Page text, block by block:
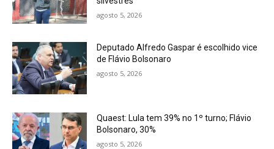
agosto 5, 2026
Deputado Alfredo Gaspar é escolhido vice
de Flávio Bolsonaro
agosto 5, 2026
Quaest: Lula tem 39% no 1º turno; Flávio
Bolsonaro, 30%
agosto 5, 2026